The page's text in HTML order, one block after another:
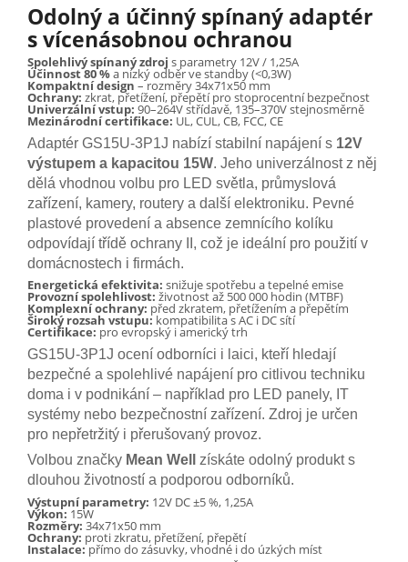
Odolný a účinný spínaný adaptér
s vícenásobnou ochranou
Spolehlivý spínaný zdroj s parametry 12V / 1,25A
Účinnost 80 %a nízký odběr ve standby (<0,3W)
Kompaktní design – rozměry 34x71x50 mm
Ochrany: zkrat, přetížení, přepětí pro stoprocentní bezpečnost
Univerzální vstup: 90–264V střídavě, 135–370V stejnosměrně
Mezinárodní certifikace: UL, CUL, CB, FCC, CE
Adaptér GS15U-3P1J nabízí stabilní napájení s 12V
výstupem a kapacitou 15W. Jeho univerzálnost z něj
dělá vhodnou volbu pro LED světla, průmyslová
zařízení, kamery, routery a další elektroniku. Pevné
plastové provedení a absence zemnícího kolíku
odpovídají třídě ochrany II, což je ideální pro použití v
domácnostech i firmách.
Energetická efektivita: snižuje spotřebu a tepelné emise
Provozní spolehlivost: životnost až 500 000 hodin (MTBF)
Komplexní ochrany: před zkratem, přetížením a přepětím
Široký rozsah vstupu: kompatibilita s AC i DC sítí
Certifikace: pro evropský i americký trh
GS15U-3P1J ocení odborníci i laici, kteří hledají
bezpečné a spolehlivé napájení pro citlivou techniku
doma i v podnikání – například pro LED panely, IT
systémy nebo bezpečnostní zařízení. Zdroj je určen
pro nepřetržitý i přerušovaný provoz.
Volbou značky Mean Well
získáte odolný produkt s
dlouhou životností a podporou odborníků.
Výstupní parametry: 12V DC ±5 %, 1,25A
Výkon: 15W
Rozměry: 34x71x50 mm
Ochrany: proti zkratu, přetížení, přepětí
Instalace:přímo do zásuvky, vhodné i do úzkých míst